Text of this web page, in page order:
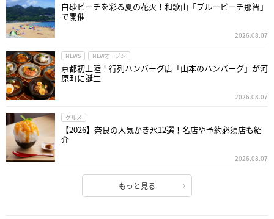
白砂ビーチを彩る夏の花火！和歌山「ブルービーチ那智」
で開催
2026.08.07
NEWS NEWオープン
京都初上陸！行列ハンバーグ店「山本のハンバーグ」が河
原町に誕生
2026.08.07
グルメ
【2026】奈良の人気かき氷12選！名店や予約必須店も紹
介
2026.08.07
もっと見る